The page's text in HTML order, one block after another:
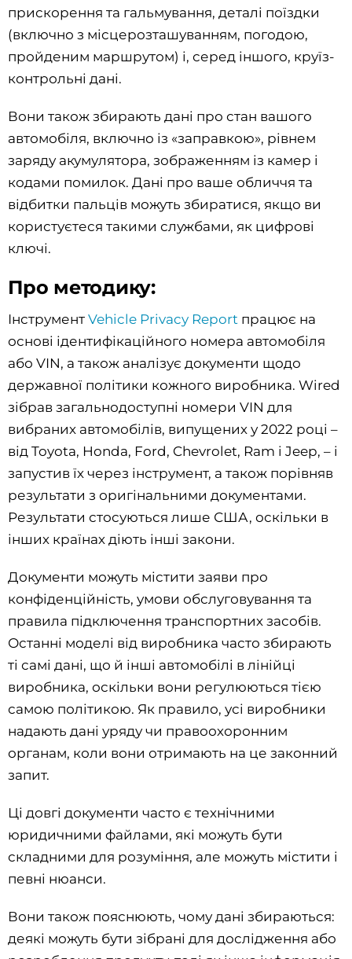
прискорення та гальмування, деталі поїздки
(включно з місцерозташуванням, погодою,
пройденим маршрутом) і, серед іншого, круїз-
контрольні дані.
Вони також збирають дані про стан вашого
автомобіля, включно із «заправкою», рівнем
заряду акумулятора, зображенням із камер і
кодами помилок. Дані про ваше обличчя та
відбитки пальців можуть збиратися, якщо ви
користуєтеся такими службами, як цифрові
ключі.
Про методику:
Інструмент Vehicle Privacy Report працює на
основі ідентифікаційного номера автомобіля
або VIN, а також аналізує документи щодо
державної політики кожного виробника. Wired
зібрав загальнодоступні номери VIN для
вибраних автомобілів, випущених у 2022 році –
від Toyota, Honda, Ford, Chevrolet, Ram і Jeep, – і
запустив їх через інструмент, а також порівняв
результати з оригінальними документами.
Результати стосуються лише США, оскільки в
інших країнах діють інші закони.
Документи можуть містити заяви про
конфіденційність, умови обслуговування та
правила підключення транспортних засобів.
Останні моделі від виробника часто збирають
ті самі дані, що й інші автомобілі в лінійці
виробника, оскільки вони регулюються тією
самою політикою. Як правило, усі виробники
надають дані уряду чи правоохоронним
органам, коли вони отримають на це законний
запит.
Ці довгі документи часто є технічними
юридичними файлами, які можуть бути
складними для розуміння, але можуть містити і
певні нюанси.
Вони також пояснюють, чому дані збираються:
деякі можуть бути зібрані для дослідження або